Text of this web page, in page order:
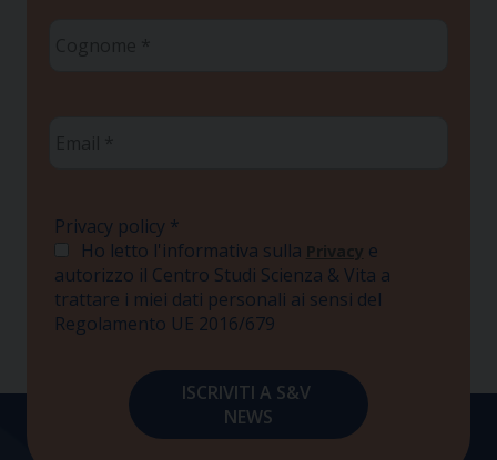
Privacy policy *
Ho letto l'informativa sulla Privacy e
autorizzo il Centro Studi Scienza & Vita a
trattare i miei dati personali ai sensi del
Regolamento UE 2016/679